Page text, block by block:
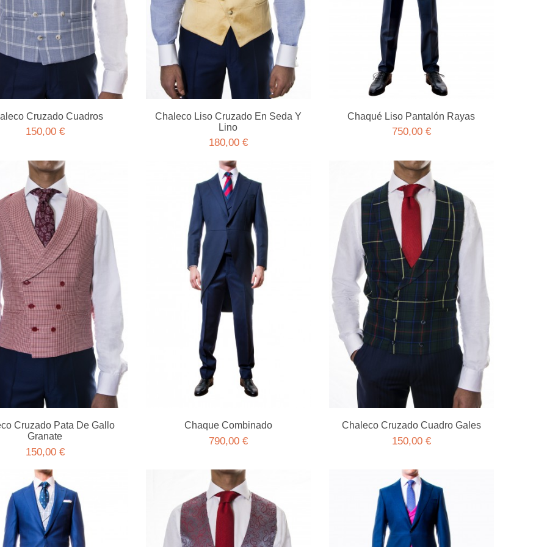
Cruzado Cuadros
150,00 €
Chaleco Liso Cruzado En Seda Y
Lino
180,00 €
Chaqué Liso Pantalón Rayas
750,00 €
Cruzado Pata De Gallo
Granate
150,00 €
Chaque Combinado
790,00 €
Chaleco Cruzado Cuadro Gales
150,00 €